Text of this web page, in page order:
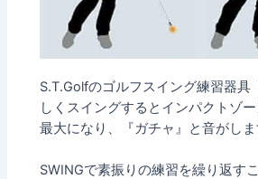
S.T.Golfのゴルフスイング練習器具
しくスイングするとインパクトゾ
最大になり、『ガチャ』と音がしま
SWINGで素振りの練習を繰り返す